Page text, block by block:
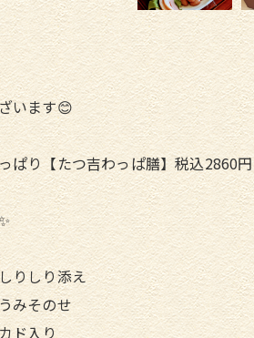
います😊
ぱり【たつ吉わっぱ膳】税込2860円
りしり添え
みそのせ
ド入り